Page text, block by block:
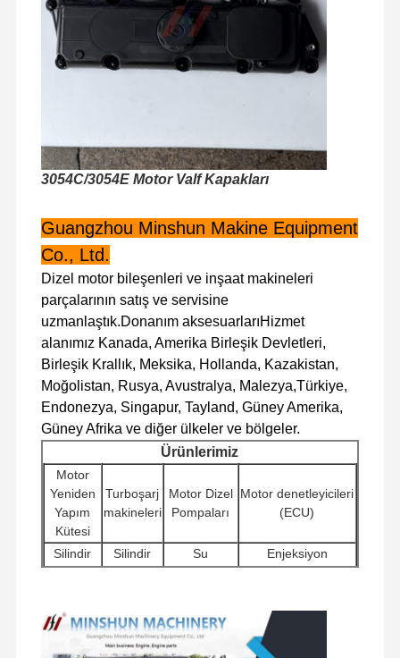
Fabrika Turu Kalite Kontrol
Bizimle
İletişim
Davalar
Perkins Motoru
Yanmar Motoru
kubota motor
Cummins Motoru
3054C/3054E Motor Valf Kapakları
Guangzhou Minshun Makine Equipment
Co., Ltd.
Dizel motor bileşenleri ve inşaat makineleri
parçalarının satış ve servisine
uzmanlaştık.Donanım aksesuarlarıHizmet
alanımız Kanada, Amerika Birleşik Devletleri,
Birleşik Krallık, Meksika, Hollanda, Kazakistan,
Moğolistan, Rusya, Avustralya, Malezya,Türkiye,
Endonezya, Singapur, Tayland, Güney Amerika,
Güney Afrika ve diğer ülkeler ve bölgeler.
Ürünlerimiz
Motor
Yeniden
Yapım
Kütesi
Turboşarj
makineleri
Motor Dizel
Pompaları
Motor denetleyicileri
(ECU)
Silindir
Blokları
Silindir
başları
Su
Pompaları
Enjeksiyon
makineleri
motorlar
Pompalar
Dağıtıcı
Seyahat
Motoru
Şasi bileşenleri ve